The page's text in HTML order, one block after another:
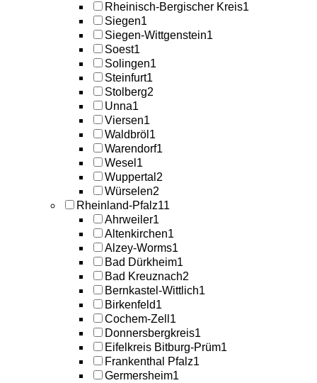
Rheinisch-Bergischer Kreis1
Siegen1
Siegen-Wittgenstein1
Soest1
Solingen1
Steinfurt1
Stolberg2
Unna1
Viersen1
Waldbröl 1
Warendorf1
Wesel 1
Wuppertal 2
Würselen2
Rheinland-Pfalz11
Ahrweiler1
Altenkirchen1
Alzey-Worms1
Bad Dürkheim1
Bad Kreuznach2
Bernkastel-Wittlich1
Birkenfeld1
Cochem-Zell 1
Donnersbergkreis1
Eifelkreis Bitburg-Prüm1
Frankenthal Pfalz1
Germersheim1